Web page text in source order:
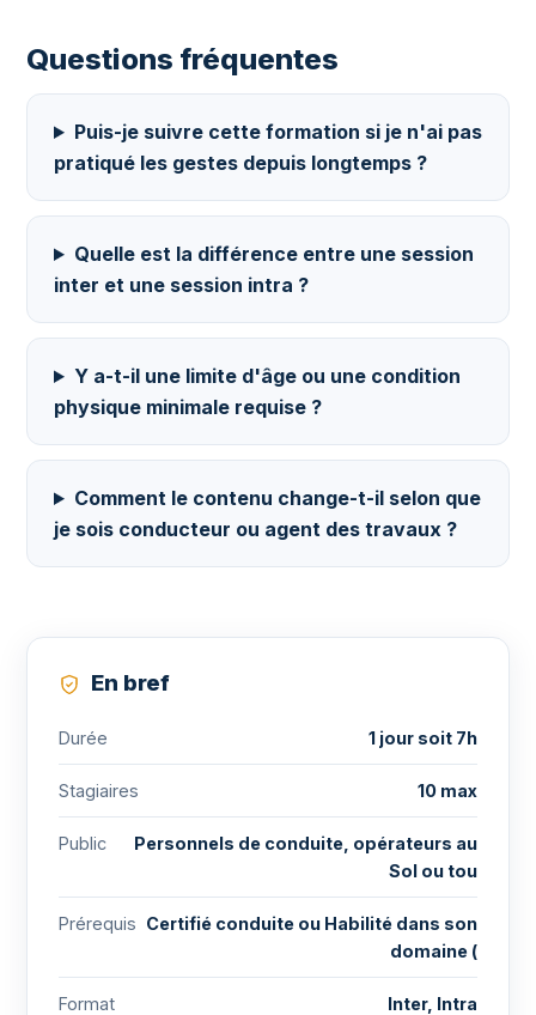
Questions fréquentes
Puis-je suivre cette formation si je n'ai pas
pratiqué les gestes depuis longtemps ?
Quelle est la différence entre une session
inter et une session intra ?
Y a-t-il une limite d'âge ou une condition
physique minimale requise ?
Comment le contenu change-t-il selon que
je sois conducteur ou agent des travaux ?
En bref
Durée 1 jour soit 7h
Stagiaires 10 max
Public
Personnels de conduite, opérateurs au
Sol ou tou
Prérequis Certifié conduite ou Habilité dans son
domaine (
Format Inter, Intra